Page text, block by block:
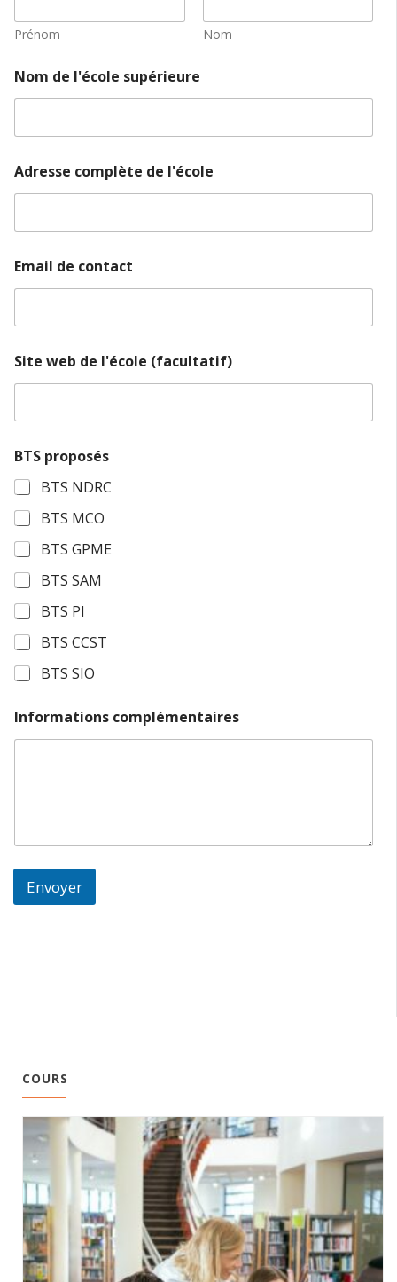
Prénom Nom
Nom de l'école supérieure
Adresse complète de l'école
Email de contact
Site web de l'école (facultatif)
e
A
d
r
e
s
s
e
d
e
BTS proposés
BTS NDRC
BTS MCO
BTS GPME
BTS SAM
BTS PI
BTS CCST
BTS SIO
Informations complémentaires
Envoyer
COURS